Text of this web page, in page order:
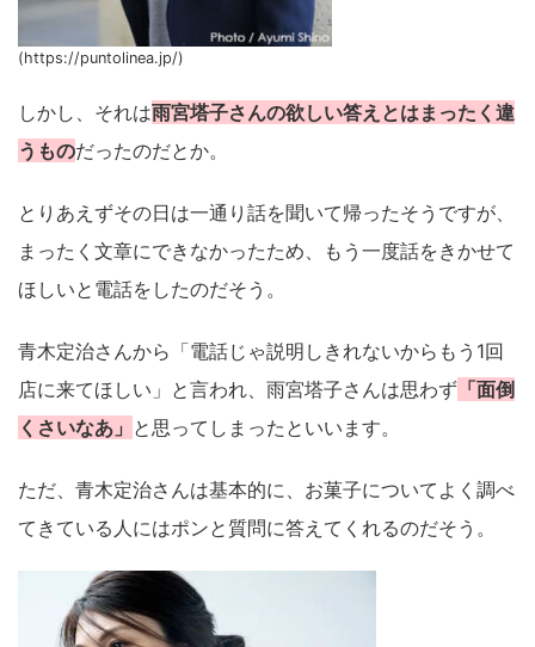
(https://puntolinea.jp/)
しかし、それは雨宮塔子さんの欲しい答えとはまったく違
うものだったのだとか。
とりあえずその日は一通り話を聞いて帰ったそうですが、
まったく文章にできなかったため、もう一度話をきかせて
ほしいと電話をしたのだそう。
青木定治さんから「電話じゃ説明しきれないからもう1回
店に来てほしい」と言われ、雨宮塔子さんは思わず 「面倒
くさいなあ」 と思ってしまったといいます。
ただ、青木定治さんは基本的に、お菓子についてよく調べ
てきている人にはポンと質問に答えてくれるのだそう。